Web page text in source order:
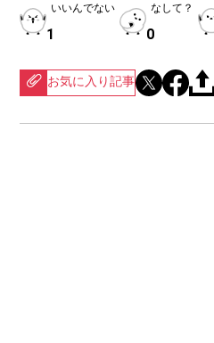
いいんでない
1
なして？
0
お気に入り記事